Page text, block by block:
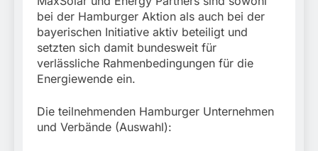
bei der Hamburger Aktion als auch bei der
bayerischen Initiative aktiv beteiligt und
setzten sich damit bundesweit für
verlässliche Rahmenbedingungen für die
Energiewende ein.
Die teilnehmenden Hamburger Unternehmen
und Verbände (Auswahl):